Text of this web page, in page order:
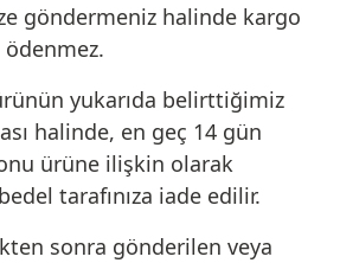
göndermeniz halinde kargo
ödenmez.
yukarıda belirttiğimiz
halinde, en geç 14 gün
ürüne ilişkin olarak
tarafınıza iade edilir.
sonra gönderilen veya